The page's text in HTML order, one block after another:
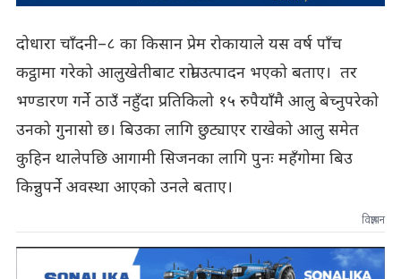
दोधारा चाँदनी–८ का किसान प्रेम रोकायाले यस वर्ष पाँच
कट्ठामा गरेको आलुखेतीबाट राम्रो उत्पादन भएको बताए। तर
भण्डारण गर्ने ठाउँ नहुँदा प्रतिकिलो १५ रुपैयाँमै आलु बेच्नुपरेको
उनको गुनासो छ। बिउका लागि छुट्याएर राखेको आलु समेत
कुहिन थालेपछि आगामी सिजनका लागि पुनः महँगोमा बिउ
किन्नुपर्ने अवस्था आएको उनले बताए।
विज्ञापन